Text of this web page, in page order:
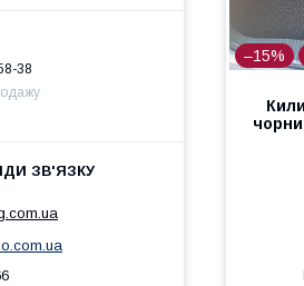
–15%
38